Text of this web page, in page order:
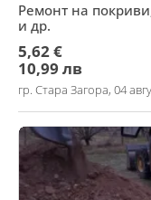
Ремонт на
и др.
5,62 €
10,99 лв
гр. Стара Загора, 04